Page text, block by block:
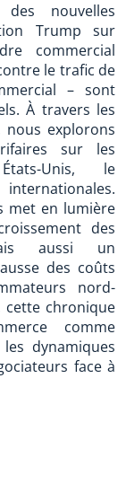
nouvelles
Trump sur
commercial
le trafic de
– sont
À travers les
nous explorons
sur les
Unis, le
met en lumière
des
aussi un
des coûts
nord-
cette chronique
comme
dynamiques
face à